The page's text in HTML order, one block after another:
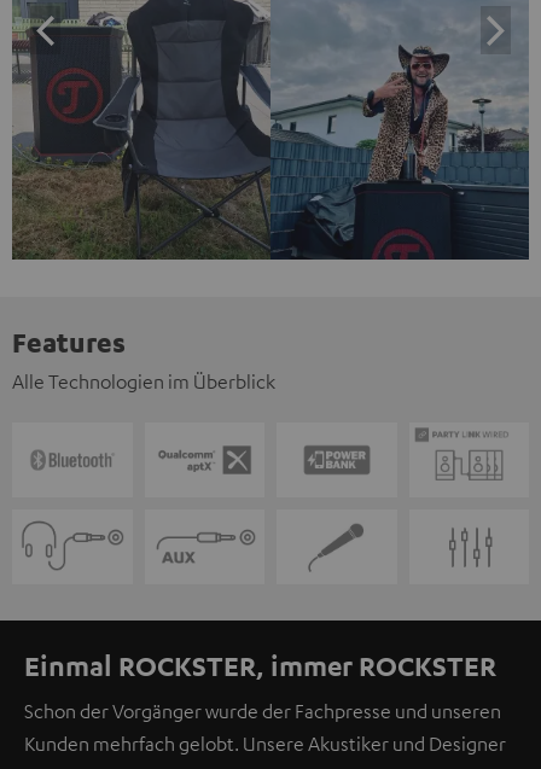
Features
Alle Technologien im Überblick
Einmal ROCKSTER, immer ROCKSTER
Schon der Vorgänger wurde der Fachpresse und unseren
Kunden mehrfach gelobt. Unsere Akustiker und Designer